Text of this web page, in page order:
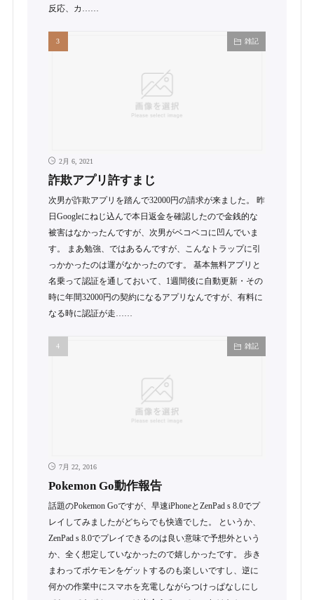
反応、カ……
雑記
2月 6, 2021
詐欺アプリ許すまじ
次男が詐欺アプリを踏んで32000円の請求が来ました。 昨
日Googleにねじ込んで本日返金を確認したので金銭的な
被害はなかったんですが、次男がベコベコに凹んでいま
す。 まあ勉強、ではあるんですが、こんなトラップに引
っかかったのは運がなかったのです。 基本無料アプリと
名乗って認証を通しておいて、1週間後に自動更新・その
時に年間32000円の契約になるアプリなんですが、有料に
なる時に認証が走……
雑記
7月 22, 2016
Pokemon Go動作報告
話題のPokemon Goですが、早速iPhoneとZenPad s 8.0でプ
レイしてみましたがどちらでも快適でした。 というか、
ZenPad s 8.0でプレイできるのは良い意味で予想外という
か、全く想定していなかったので嬉しかったです。 歩き
まわってポケモンをゲットするのも楽しいですし、逆に
何かの作業中にスマホを充電しながらつけっぱなしにし